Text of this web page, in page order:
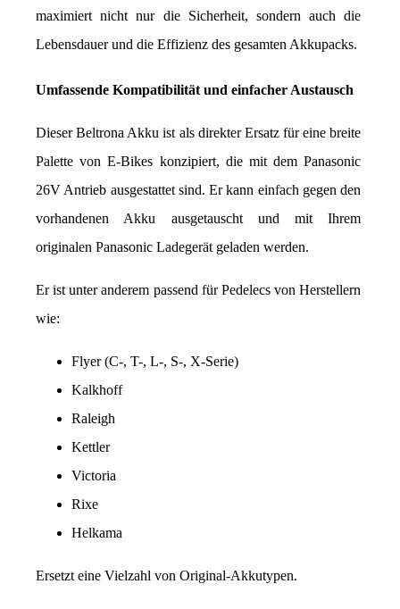
maximiert nicht nur die Sicherheit, sondern auch die
Lebensdauer und die Effizienz des gesamten Akkupacks.
Umfassende Kompatibilität und einfacher Austausch
Dieser Beltrona Akku ist als direkter Ersatz für eine breite
Palette von E-Bikes konzipiert, die mit dem Panasonic
26V Antrieb ausgestattet sind. Er kann einfach gegen den
vorhandenen Akku ausgetauscht und mit Ihrem
originalen Panasonic Ladegerät geladen werden.
Er ist unter anderem passend für Pedelecs von Herstellern
wie:
Flyer (C-, T-, L-, S-, X-Serie)
Kalkhoff
Raleigh
Kettler
Victoria
Rixe
Helkama
Ersetzt eine Vielzahl von Original-Akkutypen.